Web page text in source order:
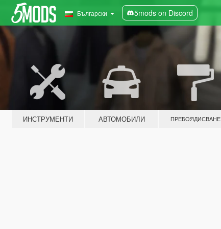
Български 5mods on Discord
ИНСТРУМЕНТИ АВТОМОБИЛИ ПРЕБОЯДИСВАНЕ